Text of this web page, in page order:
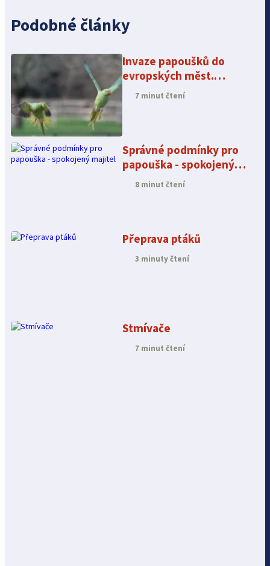
Podobné články
Invaze papoušků do
evropských měst.
Zasáhne i Česko?
7 minut čtení
Správné podmínky pro
papouška - spokojený
majitel
8 minut čtení
Přeprava ptáků
3 minuty čtení
Stmívače
7 minut čtení